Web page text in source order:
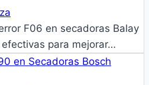
F06 en secadoras Balay
para mejorar…